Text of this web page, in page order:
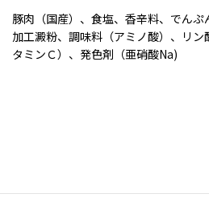
豚肉（国産）、食塩、香辛料、でん
加工澱粉、調味料（アミノ酸）、リ
タミンＣ）、発色剤（亜硝酸Na)